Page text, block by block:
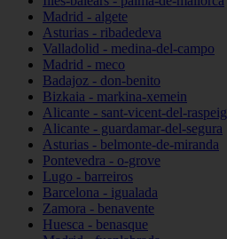
Madrid - algete
Asturias - ribadedeva
Valladolid - medina-del-campo
Madrid - meco
Badajoz - don-benito
Bizkaia - markina-xemein
Alicante - sant-vicent-del-raspeig
Alicante - guardamar-del-segura
Asturias - belmonte-de-miranda
Pontevedra - o-grove
Lugo - barreiros
Barcelona - igualada
Zamora - benavente
Huesca - benasque